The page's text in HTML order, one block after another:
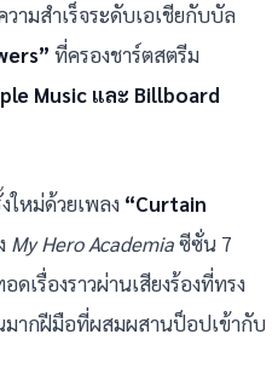
ามสำเร็จระดับเอเชียกับบัล
ที่ครองชาร์ตสตรีม
Music และ Billboard
ใหม่ด้วยเพลง “Curtain
My Hero Academiaซีซั่น 7
เรื่องราวผ่านเสียงร้องที่ทรง
ากฝีมือที่ผสมผสานป็อปเข้ากับ